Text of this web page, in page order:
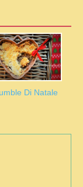
Di Natale